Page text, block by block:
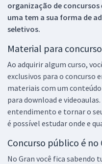
organização de
uma tem a sua forma de
seletivos.
Material para concurso
Ao adquirir algum curso,
exclusivos para o concurso
materiais com um
para download e
entendimento e tornar o
é possível estudar onde e
Concurso público é no
No Gran você fica sabendo